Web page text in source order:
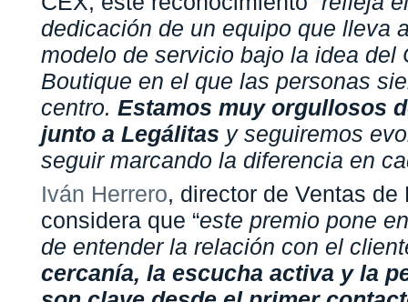
dedicación de un equipo que lleva
modelo de servicio bajo la idea del
Boutique en el que las personas
centro. Estamos muy orgullosos
junto a Legálitas y seguiremos
seguir marcando la diferencia en
Iván Herrero, director de Ventas de
considera que “este premio pone
de entender la relación con el
cercanía, la escucha activa y la